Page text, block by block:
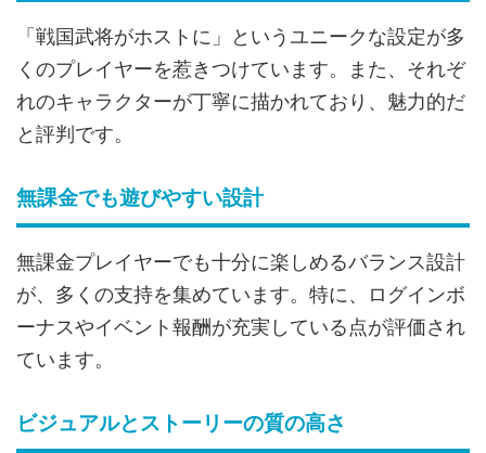
「戦国武将がホストに」というユニークな設定が多
くのプレイヤーを惹きつけています。また、それぞ
れのキャラクターが丁寧に描かれており、魅力的だ
と評判です。
無課金でも遊びやすい設計
無課金プレイヤーでも十分に楽しめるバランス設計
が、多くの支持を集めています。特に、ログインボ
ーナスやイベント報酬が充実している点が評価され
ています。
ビジュアルとストーリーの質の高さ